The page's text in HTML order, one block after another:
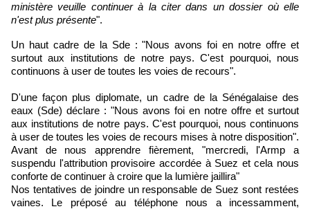
ministère veuille continuer à la citer dans un dossier où elle
n'est plus présente".
Un haut cadre de la Sde : "Nous avons foi en notre offre et
surtout aux institutions de notre pays. C'est pourquoi, nous
continuons à user de toutes les voies de recours".
D'une façon plus diplomate, un cadre de la Sénégalaise des
eaux (Sde) déclare : "Nous avons foi en notre offre et surtout
aux institutions de notre pays. C'est pourquoi, nous continuons
à user de toutes les voies de recours mises à notre disposition".
Avant de nous apprendre fièrement, "mercredi, l'Armp a
suspendu l'attribution provisoire accordée à Suez et cela nous
conforte de continuer à croire que la lumière jaillira"
Nos tentatives de joindre un responsable de Suez sont restées
vaines. Le préposé au téléphone nous a incessamment,